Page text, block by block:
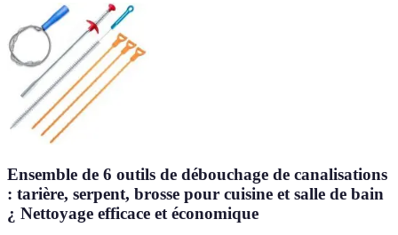
Ensemble de 6 outils de débouchage de canalisations
: tarière, serpent, brosse pour cuisine et salle de bain
¿ Nettoyage efficace et économique